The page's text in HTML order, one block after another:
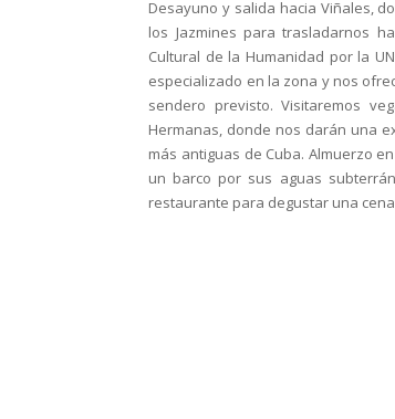
Desayuno y salida hacia Viñales,
los Jazmines para trasladarnos
Cultural de la Humanidad por la
especializado en la zona y nos
sendero previsto. Visitaremos
Hermanas, donde nos darán una
más antiguas de Cuba. Almuerzo
un barco por sus aguas
restaurante para degustar una